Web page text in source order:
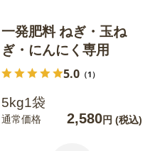
一発肥料 ねぎ・玉ね
ぎ・にんにく専用
5.0（1）
5kg1袋
通常価格 2,580円 (税込)